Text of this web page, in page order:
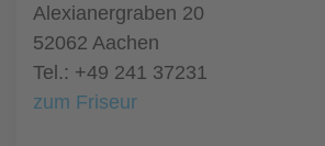
Alexianergraben 20
52062 Aachen
Tel.: +49 241 37231
zum Friseur